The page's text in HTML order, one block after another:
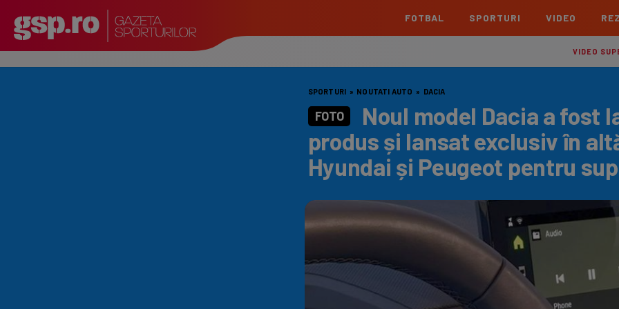
FOTBAL
Echipe
Liga 2
Echipe Clasament
Cupa României Betano
Echipe Meciuri
TOATE ȘTIRILE
Echipe
La
Echipe
SPORTURI VIDEO
VIDEO
SPORTURI » NOUTATI AUTO » DACIA
FOTO
Noul model Dacia a fost
produs și lansat exclusiv în
Hyundai și Peugeot pentru